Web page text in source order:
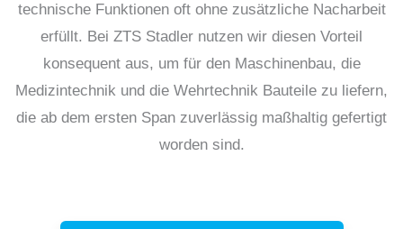
technische Funktionen oft ohne zusätzliche Nacharbeit
erfüllt. Bei ZTS Stadler nutzen wir diesen Vorteil
konsequent aus, um für den Maschinenbau, die
Medizintechnik und die Wehrtechnik Bauteile zu liefern,
die ab dem ersten Span zuverlässig maßhaltig gefertigt
worden sind.